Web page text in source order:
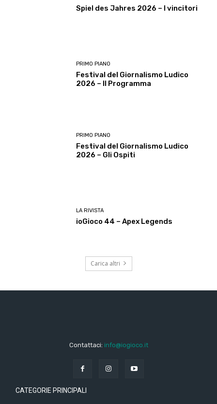
Spiel des Jahres 2026 – I vincitori
PRIMO PIANO
Festival del Giornalismo Ludico
2026 – Il Programma
PRIMO PIANO
Festival del Giornalismo Ludico
2026 – Gli Ospiti
LA RIVISTA
ioGioco 44 – Apex Legends
Carica altri
Contattaci: info@iogioco.it
CATEGORIE PRINCIPALI